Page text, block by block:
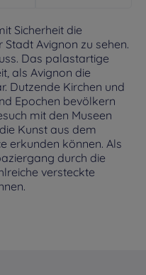
Sicherheit die
Avignon zu sehen.
Das palastartige
als Avignon die
Dutzende Kirchen und
Epochen bevölkern
mit den Museen
Kunst aus dem
erkunden können. Als
durch die
versteckte